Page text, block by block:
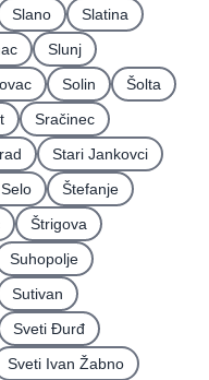
Slano
Slatina
Slunj
Solin
Šolta
Sračinec
Stari Jankovci
Štefanje
Štrigova
Suhopolje
Sutivan
Sveti Ðurđ
Sveti Ivan Žabno